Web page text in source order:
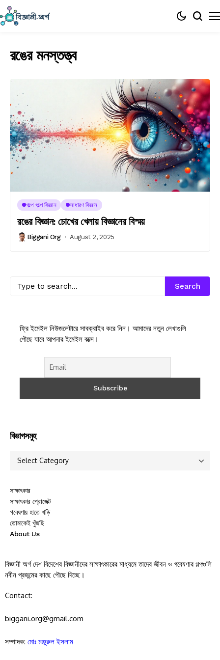
রঙের মনস্তত্ত্ব
গল্পে গল্পে বিজ্ঞান সাধারণ বিজ্ঞান
রঙের বিজ্ঞান: চোখের খেলায় বিজ্ঞানের বিস্ময়
Biggani Org August 2, 2025
Search
ফ্রি ইমেইল নিউজলেটারে সাবক্রাইব করে নিন। আমাদের নতুন লেখাগুলি
পৌছে যাবে আপনার ইমেইল বক্সে।
বিভাগসমুহ
সাক্ষাৎকার
সাক্ষাৎকার প্রোজেক্ট
গবেষণায় হাতে খড়ি
তোমাকেই খুঁজছি
About Us
বিজ্ঞানী অর্গ দেশ বিদেশের বিজ্ঞানীদের সাক্ষাৎকারের মাধ্যমে তাদের জীবন ও গবেষণার গল্পগুলি
নবীন প্রজন্মের কাছে পৌছে দিচ্ছে।
Contact:
biggani.org@gmail.com
সম্পাদক: মোঃ মঞ্জুরুল ইসলাম